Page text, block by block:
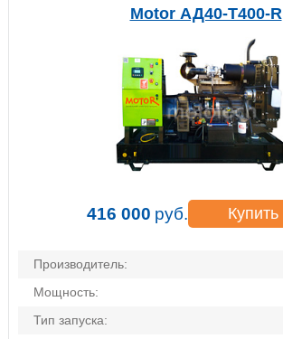
Motor АД40-Т400-R
416 000 руб. Купить
Производитель:
Мощность:
Тип запуска: